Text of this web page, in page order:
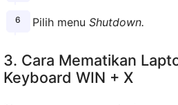
Pilih menu Shutdown.
3. Cara Mematikan
Keyboard WIN + X